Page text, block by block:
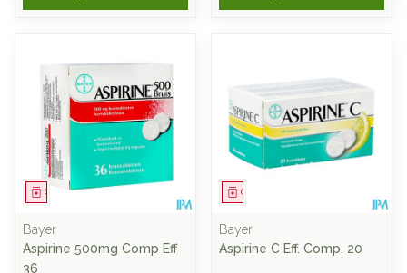
Geneesmiddel
Bayer
Aspirine 500mg Comp Eff
36
Geneesmiddel
Bayer
Aspirine C Eff. Comp. 20